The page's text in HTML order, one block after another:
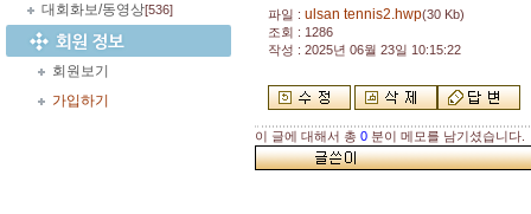
대회화보/동영상[536]
회원보기
가입하기
파일 : ulsan tennis2.hwp(30 Kb)
조회 : 1286
작성 : 2025년 06월 23일 10:15:22
이 글에 대해서 총 0 분이 메모를 남기셨습니다.